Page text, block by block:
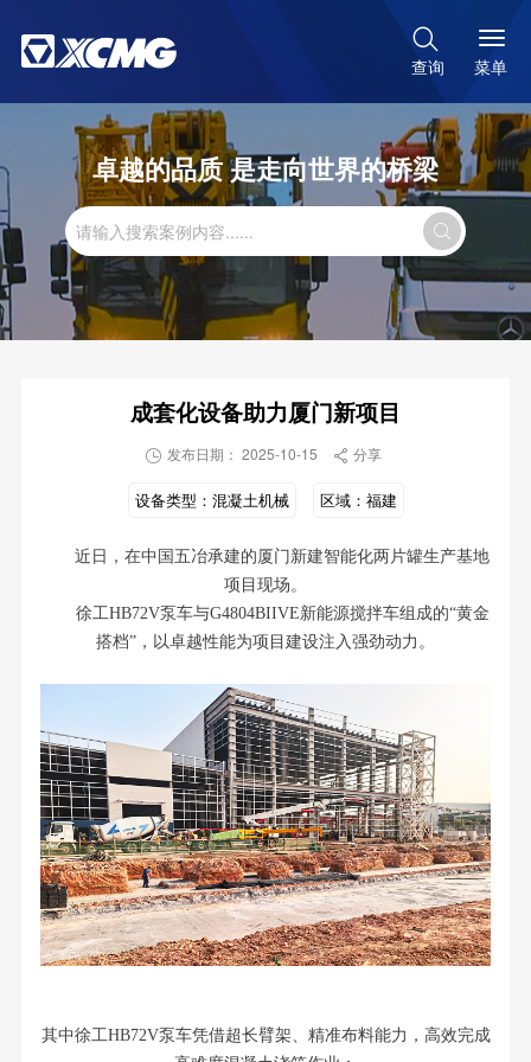

查询 菜单
卓越的品质 是走向世界的桥梁

成套化设备助力厦门新项目
 发布日期： 2025-10-15  分享
设备类型： 混凝土机械 区域： 福建
近日，在中国五冶承建的厦门新建智能化两片罐生产基地
项目现场。
徐工HB72V泵车与G4804BIIVE新能源搅拌车组成的“黄金
搭档”，以卓越性能为项目建设注入强劲动力。
其中徐工HB72V泵车凭借超长臂架、精准布料能力，高效完成